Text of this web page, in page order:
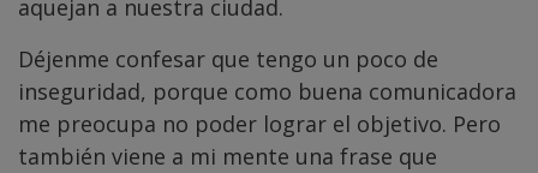
aquejan a nuestra ciudad.
Déjenme confesar que tengo un poco de
inseguridad, porque como buena comunicadora
me preocupa no poder lograr el objetivo. Pero
también viene a mi mente una frase que